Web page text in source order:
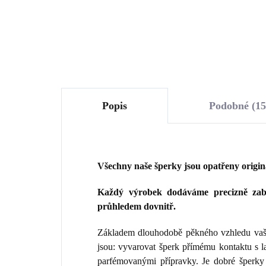
Popis Podobné
Všechny naše šperky jsou opatřeny
Každý výrobek dodáváme precizně
průhledem dovnitř.
Základem dlouhodobě pěkného vzhledu
jsou: vyvarovat šperk přímému kontaktu s
parfémovanými přípravky. Je dobré